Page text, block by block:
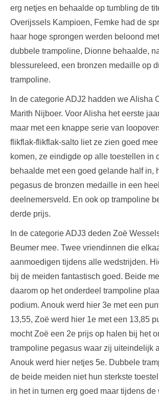
erg netjes en behaalde op tumbling de
Overijssels Kampioen, Femke had de
haar hoge sprongen werden beloond
dubbele trampoline, Dionne behaalde,
blessureleed, een bronzen medaille op
trampoline.
In de categorie ADJ2 hadden we Alisha
Marith Nijboer. Voor Alisha het eerste
maar met een knappe serie van
flikflak-flikflak-salto liet ze zien goed
komen, ze eindigde op alle toestellen in
behaalde met een goed gelande half in,
pegasus de bronzen medaille in een
deelnemersveld. En ook op trampoline
derde prijs.
In de categorie ADJ3 deden Zoë
Beumer mee. Twee vriendinnen die
aanmoedigen tijdens alle wedstrijden.
bij de meiden fantastisch goed. Beide
daarom op het onderdeel trampoline
podium. Anouk werd hier 3e met een
13,55, Zoë werd hier 1e met een 13,85
mocht Zoë een 2e prijs op halen bij het
trampoline pegasus waar zij uiteindelijk
Anouk werd hier netjes 5e. Dubbele
de beide meiden niet hun sterkste
in het in turnen erg goed maar tijdens de